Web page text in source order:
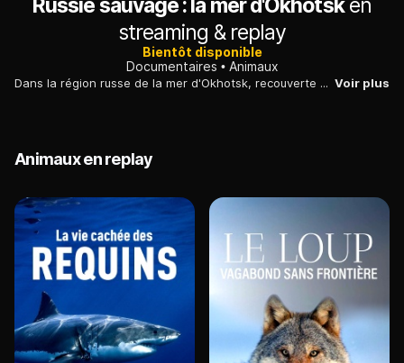
Russie sauvage : la mer d'Okhotsken
streaming & replay
Bientôt disponible
Documentaires
Animaux
Dans la région russe de la mer d'Okhotsk, recouverte de glace en hiver et balayée par des cyclones l'été, les animaux ont développé de singulières aptitudes pour survivre. Voir plus
Animaux en replay